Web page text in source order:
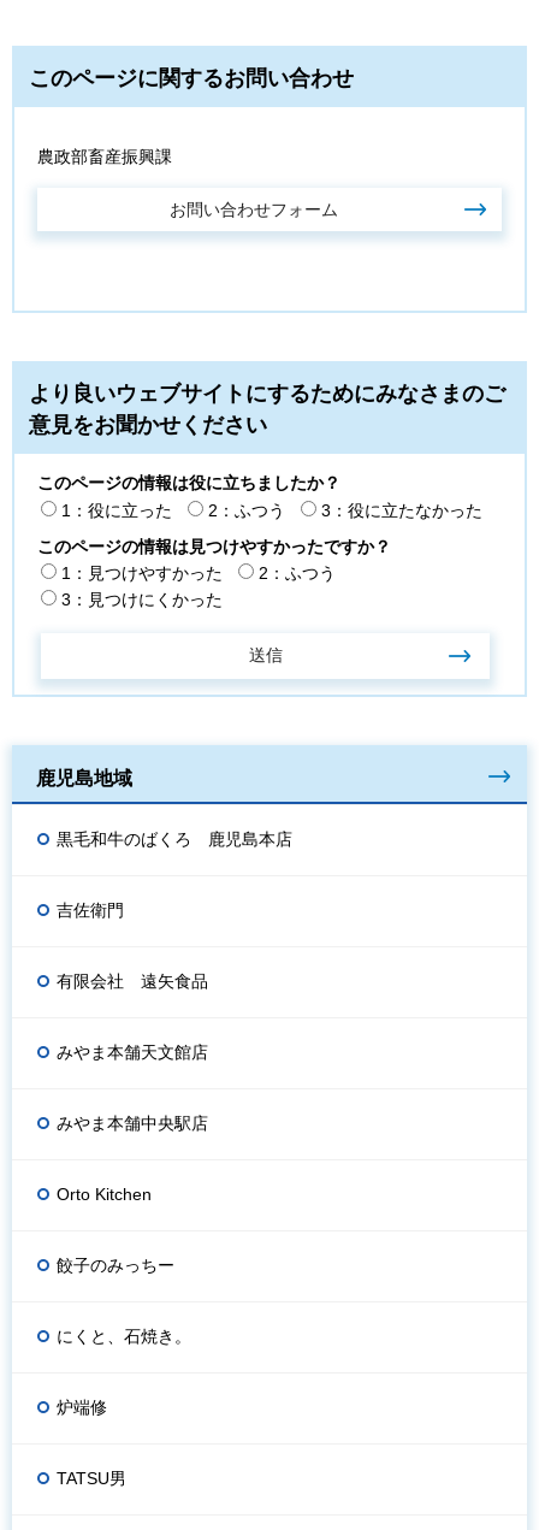
このページに関するお問い合わせ
農政部畜産振興課
より良いウェブサイトにするためにみなさまのご
意見をお聞かせください
このページの情報は役に立ちましたか？
1：役に立った
2：ふつう
3：役に立たなかった
このページの情報は見つけやすかったですか？
1：見つけやすかった
2：ふつう
3：見つけにくかった
鹿児島地域
黒毛和牛のばくろ 鹿児島本店
吉佐衛門
有限会社 遠矢食品
みやま本舗天文館店
みやま本舗中央駅店
Orto Kitchen
餃子のみっちー
にくと、石焼き。
炉端修
TATSU男